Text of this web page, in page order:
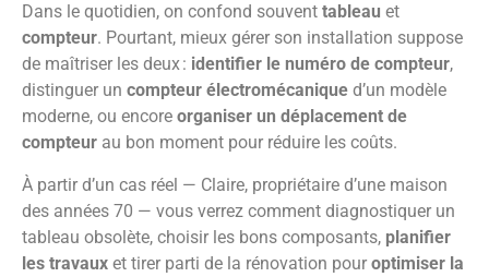
Dans le quotidien, on confond souvent tableau et
compteur. Pourtant, mieux gérer son installation suppose
de maîtriser les deux : identifier le numéro de compteur,
distinguer un compteur électromécanique d’un modèle
moderne, ou encore organiser un déplacement de
compteur au bon moment pour réduire les coûts.
À partir d’un cas réel — Claire, propriétaire d’une maison
des années 70 — vous verrez comment diagnostiquer un
tableau obsolète, choisir les bons composants, planifier
les travaux et tirer parti de la rénovation pour optimiser la